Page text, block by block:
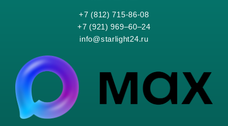
+7 (812) 715-86-08
+7 (921) 969–60–24
info@starlight24.ru